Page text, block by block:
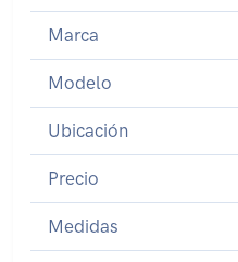
Marca
Modelo
Ubicación
Precio
Medidas